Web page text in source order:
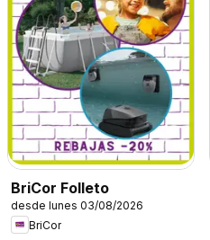
BriCor Folleto
desde lunes 03/08/2026
BriCor